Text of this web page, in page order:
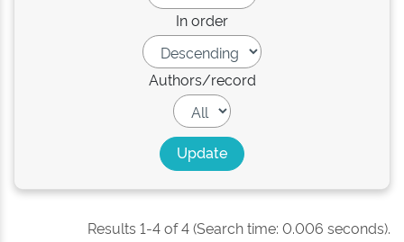
In order
Authors/record
Results 1-4 of 4 (Search time: 0.006 seconds).